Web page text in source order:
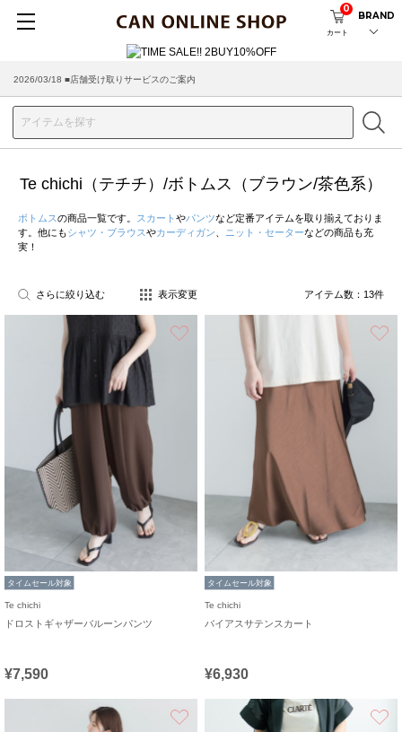
カート
0
BRAND
2026/08/04 ■8/13(木)AM2:00～サイトメンテナンス実施のお知らせ
2026/03/18 ■店舗受け取りサービスのご案内
Te chichi（テチチ）/ボトムス（ブラウン/茶色系）
ボトムスの商品一覧です。 スカート やパンツなど定番アイテムを取り揃えておりま
す。他にもシャツ・ブラウスやカーディガン ニット・セーターなどの商品も充
実！
さらに絞り込む 表示変更 アイテム数： 13件
お気に入り
タイムセール対象
Te chichi
ドロストギャザーバルーンパンツ
¥7,590
タイムセール対象
Te chichi
バイアスサテンスカート
¥6,930
お気に入り